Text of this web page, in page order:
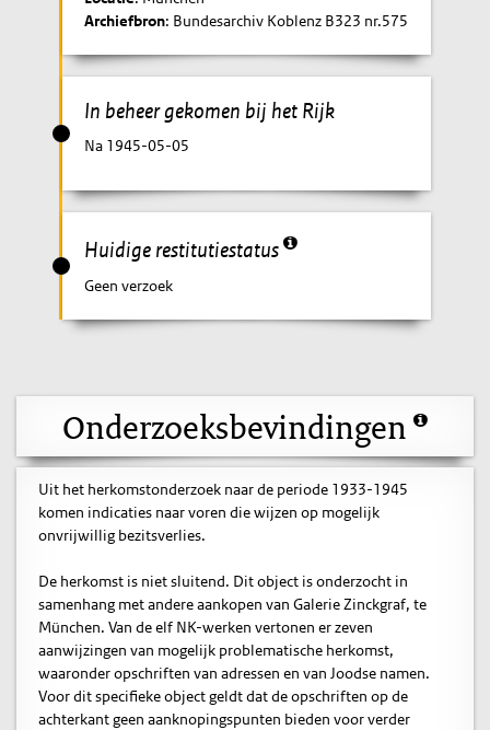
Archiefbron: Bundesarchiv Koblenz B323 nr.575
In beheer gekomen bij het Rijk
Na 1945-05-05
Huidige restitutiestatus
Geen verzoek
Onderzoeksbevindingen
Uit het herkomstonderzoek naar de periode 1933-1945
komen indicaties naar voren die wijzen op mogelijk
onvrijwillig bezitsverlies.
De herkomst is niet sluitend. Dit object is onderzocht in
samenhang met andere aankopen van Galerie Zinckgraf, te
München. Van de elf NK-werken vertonen er zeven
aanwijzingen van mogelijk problematische herkomst,
waaronder opschriften van adressen en van Joodse namen.
Voor dit specifieke object geldt dat de opschriften op de
achterkant geen aanknopingspunten bieden voor verder